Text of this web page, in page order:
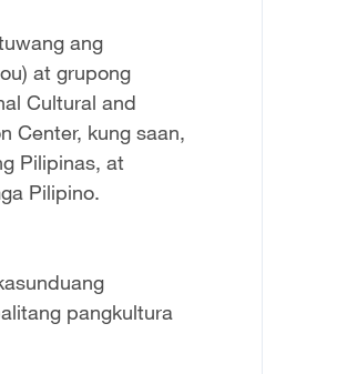
ang
at grupong
Cultural and
Center, kung saan,
Pilipinas, at
Pilipino.
pangkultura